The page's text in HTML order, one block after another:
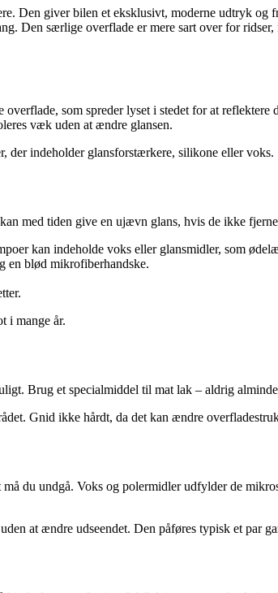
Den giver bilen et eksklusivt, moderne udtryk
Den særlige overflade er mere sart over for
som spreder lyset i stedet for at
væk uden at ændre glansen.
der indeholder glansforstærkere, silikone eller voks.
med tiden give en ujævn glans, hvis de ikke
kan indeholde voks eller glansmidler, som
en blød mikrofiberhandske.
i mange år.
Brug et specialmiddel til mat lak – aldrig
Gnid ikke hårdt, da det kan ændre
du undgå. Voks og polermidler udfylder de
at ændre udseendet. Den påføres typisk et par